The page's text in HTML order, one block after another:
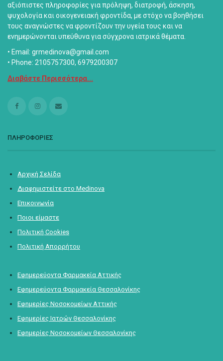
αξιόπιστες πληροφορίες για πρόληψη, διατροφή, άσκηση,
ψυχολογία και οικογενειακή φροντίδα, με στόχο να βοηθήσει
τους αναγνώστες να φροντίζουν την υγεία τους και να
ενημερώνονται υπεύθυνα για σύγχρονα ιατρικά θέματα.
• Email: grmedinova@gmail.com
• Phone: 2105757300, 6979200307
Διαβάστε Περισσότερα...
ΠΛΗΡΟΦΟΡΙΕΣ
Αρχική Σελίδα
Διαφημιστείτε στο Medinova
Επικοινωνία
Ποιοι είμαστε
Πολιτική Cookies
Πολιτική Απορρήτου
Εφημερεύοντα Φαρμακεία Αττικής
Εφημερεύοντα Φαρμακεία Θεσσαλονίκης
Εφημερίες Νοσοκομείων Αττικής
Εφημερίες Ιατρών Θεσσαλονίκης
Εφημερίες Νοσοκομείων Θεσσαλονίκης